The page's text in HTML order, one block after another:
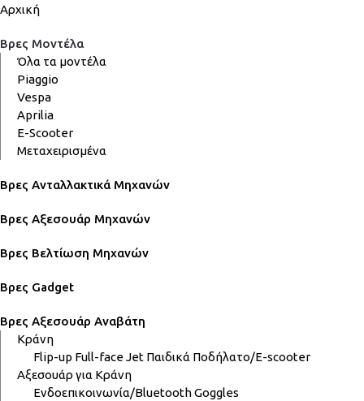
Αρχική
Βρες Μοντέλα
Όλα τα μοντέλα
Piaggio
Vespa
Aprilia
E-Scooter
Μεταχειρισμένα
Βρες Ανταλλακτικά Μηχανών
Βρες Αξεσουάρ Μηχανών
Βρες Βελτίωση Μηχανών
Βρες Gadget
Βρες Αξεσουάρ Αναβάτη
Κράνη
Flip-up Full-faceJet Παιδικά Ποδήλατο/E-scooter
Αξεσουάρ για Κράνη
Ενδοεπικοινωνία/BluetoothGoggles